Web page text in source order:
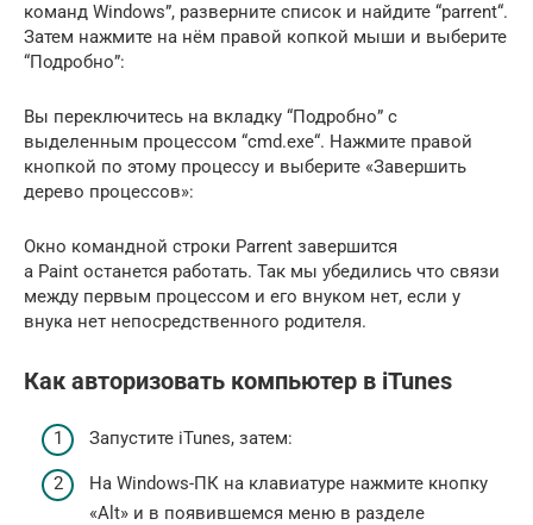
команд Windows”, разверните список и найдите “parrent“.
Затем нажмите на нём правой копкой мыши и выберите
“Подробно”:
Вы переключитесь на вкладку “Подробно” с
выделенным процессом “cmd.exe“. Нажмите правой
кнопкой по этому процессу и выберите «Завершить
дерево процессов»:
Окно командной строки Parrent завершится
а Paint останется работать. Так мы убедились что связи
между первым процессом и его внуком нет, если у
внука нет непосредственного родителя.
Как авторизовать компьютер в iTunes
Запустите iTunes, затем:
На Windows-ПК на клавиатуре нажмите кнопку
«Alt» и в появившемся меню в разделе